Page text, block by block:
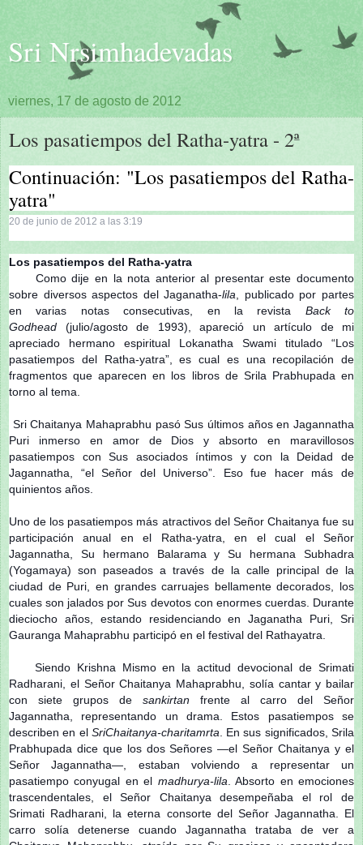
Sri Nrsimhadevadas
viernes, 17 de agosto de 2012
Los pasatiempos del Ratha-yatra - 2ª
Continuación: "Los pasatiempos del Ratha-
yatra"
20 de junio de 2012 a las 3:19
Los pasatiempos del Ratha-yatra
Como dije en la nota anterior al presentar este documento
sobre diversos aspectos del Jaganatha-lila , publicado por partes
en varias notas consecutivas, en la revista Back to
Godhead (julio/agosto de 1993), apareció un artículo de mi
apreciado hermano espiritual Lokanatha Swami titulado “Los
pasatiempos del Ratha-yatra”, es cual es una recopilación de
fragmentos que aparecen en los libros de Srila Prabhupada en
torno al tema.
Sri Chaitanya Mahaprabhu pasó Sus últimos años en Jagannatha
Puri inmerso en amor de Dios y absorto en maravillosos
pasatiempos con Sus asociados íntimos y con la Deidad de
Jagannatha, “el Señor del Universo”. Eso fue hacer más de
quinientos años.
Uno de los pasatiempos más atractivos del Señor Chaitanya fue su
participación anual en el Ratha-yatra, en el cual el Señor
Jagannatha, Su hermano Balarama y Su hermana Subhadra
(Yogamaya) son paseados a través de la calle principal de la
ciudad de Puri, en grandes carruajes bellamente decorados, los
cuales son jalados por Sus devotos con enormes cuerdas. Durante
dieciocho años, estando residenciando en Jaganatha Puri, Sri
Gauranga Mahaprabhu participó en el festival del Rathayatra.
Siendo Krishna Mismo en la actitud devocional de Srimati
Radharani, el Señor Chaitanya Mahaprabhu, solía cantar y bailar
con siete grupos de sankirtan frente al carro del Señor
Jagannatha, representando un drama. Estos pasatiempos se
describen en el SriChaitanya-charitamrta . En sus significados, Srila
Prabhupada dice que los dos Señores —el Señor Chaitanya y el
Señor Jagannatha—, estaban volviendo a representar un
pasatiempo conyugal en el madhurya-lila . Absorto en emociones
trascendentales, el Señor Chaitanya desempeñaba el rol de
Srimati Radharani, la eterna consorte del Señor Jagannatha. El
carro solía detenerse cuando Jagannatha trataba de ver a